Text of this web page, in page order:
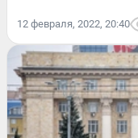
12 февраля, 2022, 20:40